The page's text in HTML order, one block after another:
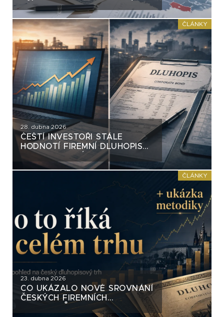
PŘÍKLADY Z DLUHOPISOVÉ
PRAXE
ČLÁNKY
28. dubna 2026
ČEŠTÍ INVESTOŘI STÁLE
HODNOTÍ FIREMNÍ DLUHOPISY
OPTIKOU AKCIÍ. A FIRMY I
PORADCI TOHO VYUŽÍVAJÍ
ČLÁNKY
23. dubna 2026
CO UKÁZALO NOVÉ SROVNÁNÍ
ČESKÝCH FIREMNÍCH